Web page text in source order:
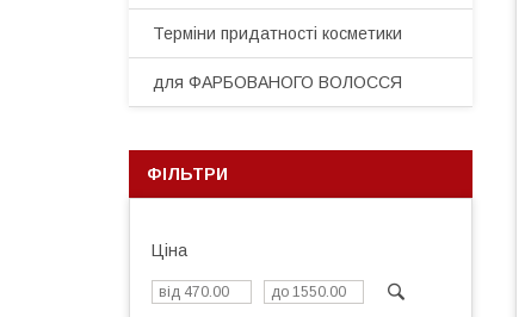
Терміни придатності косметики
для ФАРБОВАНОГО ВОЛОССЯ
ФІЛЬТРИ
Ціна